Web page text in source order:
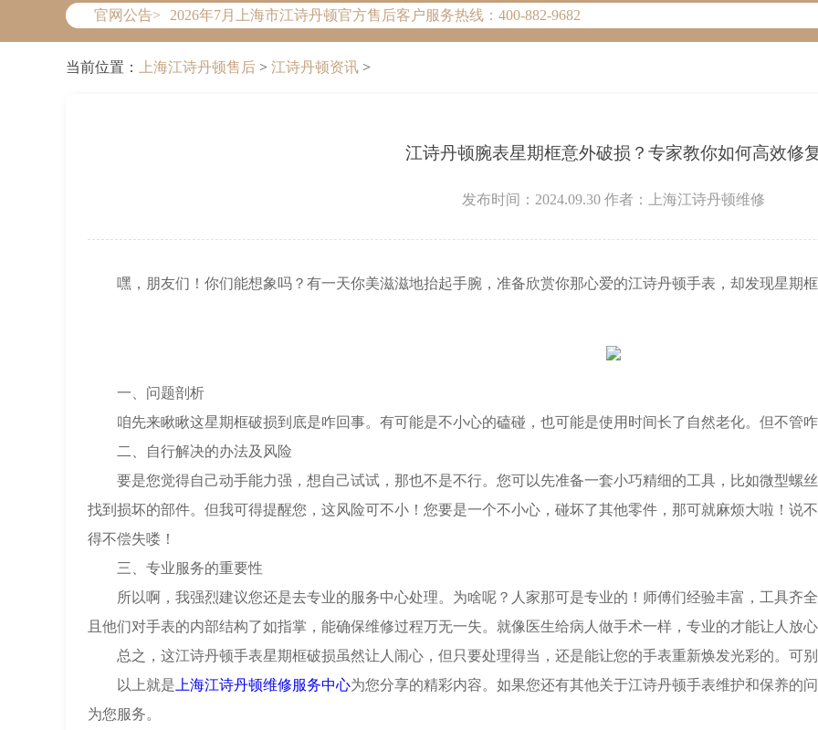
官网公告>
2026年7月江诗丹顿售后服务中心最新网点地址：
上海市徐汇区虹桥路3号港汇中心写字楼2座37层3705室（需提前预约）
上海市黄浦区南京东路299号宏伊国际广场写字楼8层806室（需提前预约）
当前位置： 上海江诗丹顿售后 > 江诗丹顿资讯 >
江诗丹顿腕表星期框意外破损？专家教你如何高效修
发布时间：2024.09.30 作者：上海江诗丹顿维修
嘿，朋友们！你们能想象吗？有一天你美滋滋地抬起手腕，准备欣赏你那心爱的江诗丹顿手表，却发现星期
一、问题剖析
咱先来瞅瞅这星期框破损到底是咋回事。有可能是不小心的磕碰，也可能是使用时间长了自然老化。但不管
二、自行解决的办法及风险
要是您觉得自己动手能力强，想自己试试，那也不是不行。您可以先准备一套小巧精细的工具，比如微型螺
找到损坏的部件。但我可得提醒您，这风险可不小！您要是一个不小心，碰坏了其他零件，那可就麻烦大啦！说
得不偿失喽！
三、专业服务的重要性
所以啊，我强烈建议您还是去专业的服务中心处理。为啥呢？人家那可是专业的！师傅们经验丰富，工具齐
且他们对手表的内部结构了如指掌，能确保维修过程万无一失。就像医生给病人做手术一样，专业的才能让人放
总之，这江诗丹顿手表星期框破损虽然让人闹心，但只要处理得当，还是能让您的手表重新焕发光彩的。可
以上就是 上海江诗丹顿维修服务中心为您分享的精彩内容。如果您还有其他关于江诗丹顿手表维护和保养的
为您服务。